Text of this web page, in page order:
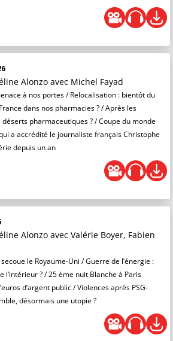
Alonzo avec Michel Fayad
à nos portes / Relocalisation : bientôt du
dans nos pharmacies ? / Après les
pharmaceutiques ? / Coupe du monde
a accrédité le journaliste français Christophe
depuis un an
Alonzo avec Valérie Boyer, Fabien
le Royaume-Uni / Guerre de l’énergie :
l’intérieur ? / 25 ème nuit Blanche à Paris
d’argent public / Violences après PSG-
désormais une utopie ?